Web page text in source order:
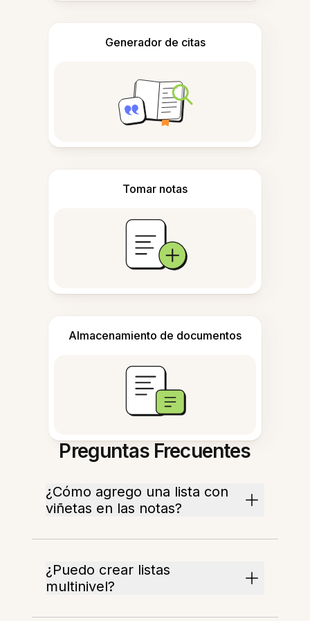
Generador de citas
Tomar notas
Almacenamiento de documentos
Preguntas Frecuentes
¿Cómo agrego una lista con
viñetas en las notas?
¿Puedo crear listas
multinivel?